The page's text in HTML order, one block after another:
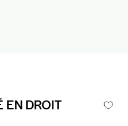
EN DROIT